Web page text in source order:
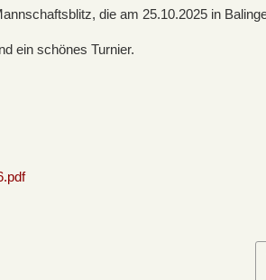
die am 25.10.2025 in
ein schönes Turnier.